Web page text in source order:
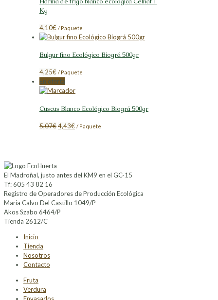
Kg
4,10€ / Paquete
Bulgur fino Ecológico Biográ 500gr
4,25€ / Paquete
En oferta
Cuscus Blanco Ecológico Biográ 500gr
5,07€El
4,43€El/ Paquete
El Madroñal, justo antes del KM9 en el GC-15
Tf: 605 43 82 16
Registro de Operadores de Producción Ecológica
Maria Calvo Del Castillo 1049/P
Akos Szabo 6464/P
Tienda 2612/C
Inicio
Tienda
Nosotros
Contacto
Fruta
Verdura